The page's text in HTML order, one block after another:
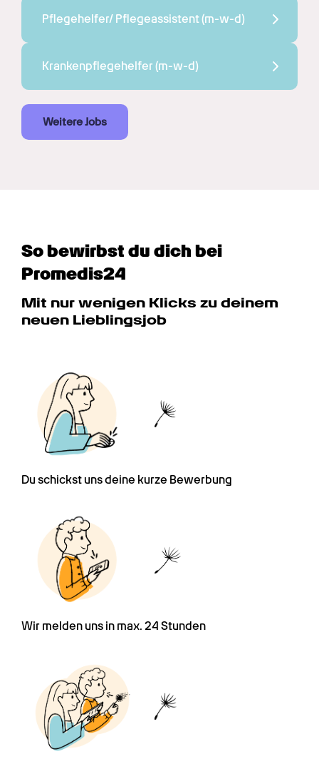
Pflegehelfer/ Pflegeassistent (m-w-d)
Krankenpflegehelfer (m-w-d)
Weitere Jobs
So bewirbst du dich bei
Promedis24
Mit nur wenigen Klicks zu deinem
neuen Lieblingsjob
Du schickst uns deine kurze Bewerbung
Wir melden uns in max. 24 Stunden